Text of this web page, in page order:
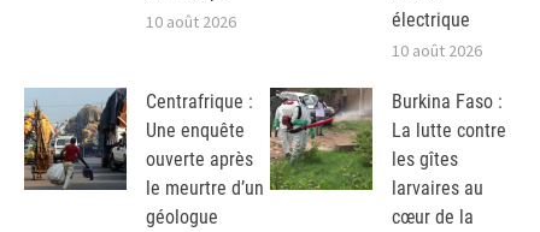
10 août 2026
électrique
10 août 2026
Centrafrique :
Une enquête
ouverte après
le meurtre d’un
géologue
Burkina Faso :
La lutte contre
les gîtes
larvaires au
cœur de la